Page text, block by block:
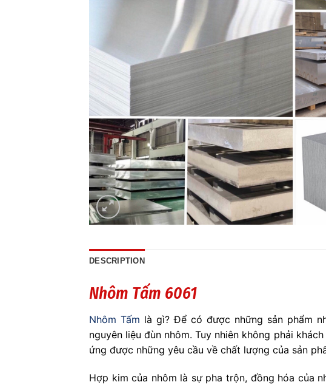
DESCRIPTION
Nhôm Tấm 6061
Nhôm Tấm là gì? Để có được những sản phẩm
nguyên liệu đùn nhôm. Tuy nhiên không phải
ứng được những yêu cầu về chất lượng của sản
Hợp kim của nhôm là sự pha trộn, đồng hóa của